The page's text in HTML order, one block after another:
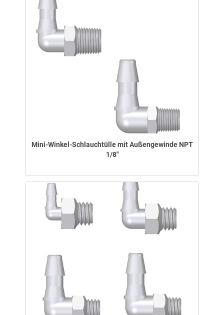
Mini-Winkel-Schlauchtülle mit Außengewinde NPT
1/8"